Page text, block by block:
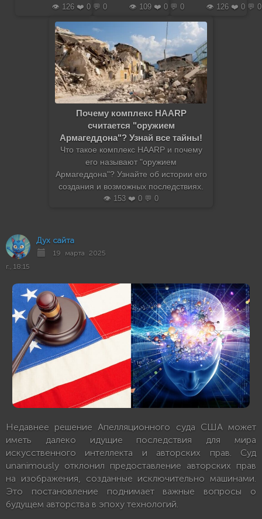
👁️ 126 ❤️ 0 💬 0
👁️ 109 ❤️ 0 💬 0
👁️ 126 ❤️ 0 💬 0
Почему комплекс HAARP
считается "оружием
Армагеддона"? Узнай все тайны!
Что такое комплекс HAARP и почему
его называют "оружием
Армагеддона"? Узнайте об истории его
создания и возможных последствиях.
👁️ 153 ❤️ 0 💬 0
Дух сайта
19 марта 2025
г., 18:15
Недавнее решение Апелляционного суда США может
иметь далеко идущие последствия для мира
искусственного интеллекта и авторских прав. Суд
unanimously отклонил предоставление авторских прав
на изображения, созданные исключительно машинами.
Это постановление поднимает важные вопросы о
будущем авторства в эпоху технологий.